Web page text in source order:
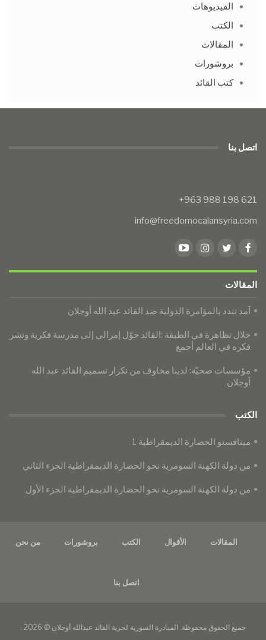
الفيديوهات
الكتب
المقالات
بروشورات
كتب القائد
اتصل بنا
info@freedomocalansyria.com
المقالات
آمد تندد بالمؤامرة الدولية ضد القائد عبد الله أوجلان
خلال تظاهرة في الطبقة :القائد حوّل إمرالي إلى مدرسة فكرية ونشر
فكره في العالم أجمع
​​​​​​​مؤسسات صحيّة: لدينا مخاوف من تكرار تسميم القائد عبد الله
أوجلان
الكتب
مينافستو الحضارة الديمقراطية 1
من دولة الكهنة السومرية نحو الحضارة الديمقراطية الجزء الثاني
من دولة الكهنة السومرية نحو الحضارة الديمقراطية الجزء الأول
المقالات الأقوال الكتب بروشورات من نحن
اتصل بنا
جميع الحقوق محفوظة. المبادرة السورية لحرية القائد عبدالله أوجلان © 2026 .